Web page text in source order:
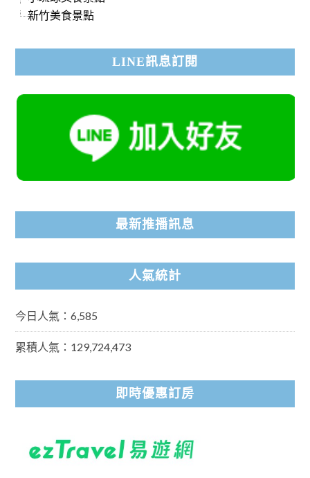
新竹美食景點
LINE訊息訂閱
最新推播訊息
人氣統計
今日人氣：6,585
累積人氣：129,724,473
即時優惠訂房